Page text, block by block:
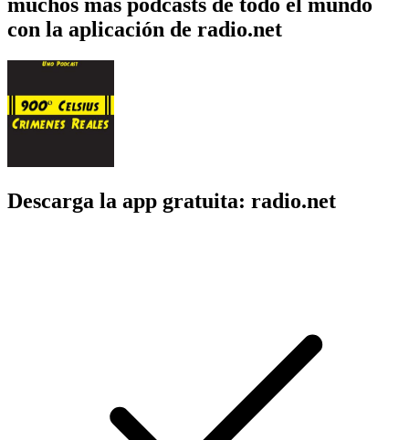
con la aplicación de radio.net
Descarga la app gratuita: radio.net